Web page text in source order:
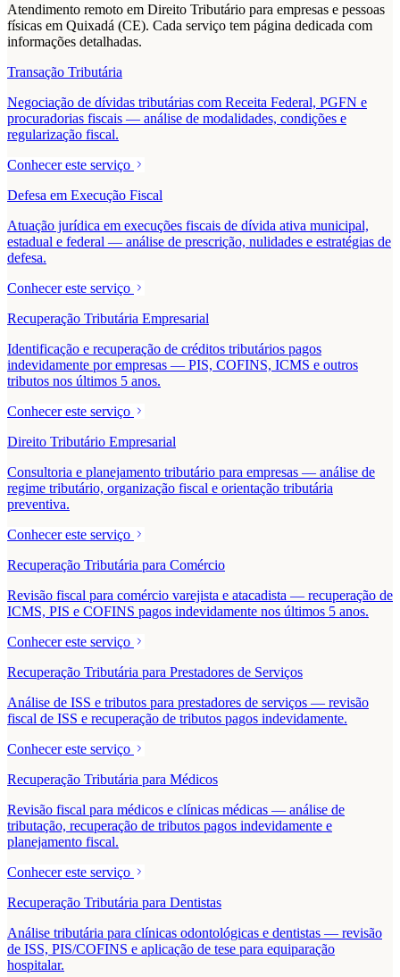
Atendimento remoto em Direito Tributário para empresas e pessoas
físicas em Quixadá (CE). Cada serviço tem página dedicada com
informações detalhadas.
Transação Tributária
Negociação de dívidas tributárias com Receita Federal, PGFN e
procuradorias fiscais — análise de modalidades, condições e
regularização fiscal.
Conhecer este serviço
Defesa em Execução Fiscal
Atuação jurídica em execuções fiscais de dívida ativa municipal,
estadual e federal — análise de prescrição, nulidades e estratégias de
defesa.
Conhecer este serviço
Recuperação Tributária Empresarial
Identificação e recuperação de créditos tributários pagos
indevidamente por empresas — PIS, COFINS, ICMS e outros
tributos nos últimos 5 anos.
Conhecer este serviço
Direito Tributário Empresarial
Consultoria e planejamento tributário para empresas — análise de
regime tributário, organização fiscal e orientação tributária
preventiva.
Conhecer este serviço
Recuperação Tributária para Comércio
Revisão fiscal para comércio varejista e atacadista — recuperação de
ICMS, PIS e COFINS pagos indevidamente nos últimos 5 anos.
Conhecer este serviço
Recuperação Tributária para Prestadores de Serviços
Análise de ISS e tributos para prestadores de serviços — revisão
fiscal de ISS e recuperação de tributos pagos indevidamente.
Conhecer este serviço
Recuperação Tributária para Médicos
Revisão fiscal para médicos e clínicas médicas — análise de
tributação, recuperação de tributos pagos indevidamente e
planejamento fiscal.
Conhecer este serviço
Recuperação Tributária para Dentistas
Análise tributária para clínicas odontológicas e dentistas — revisão
de ISS, PIS/COFINS e aplicação de tese para equiparação
hospitalar.